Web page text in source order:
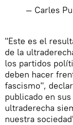
— Carles
​"Este es el
de la
los partidos
deben hacer
fascismo",
publicado en
ultraderecha
nuestra